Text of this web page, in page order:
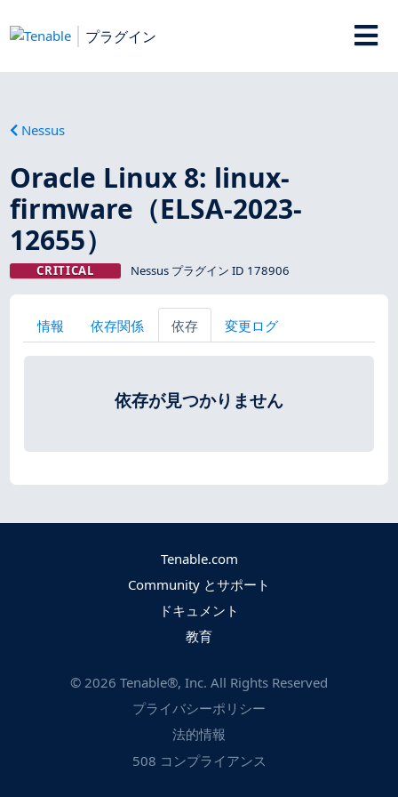
プラグイン
Nessus
Oracle Linux 8: linux-
firmware（ELSA-2023-
12655）
CRITICAL Nessus プラグイン ID 178906
情報 依存関係 依存 変更ログ
依存が見つかりません
Tenable.com
Community とサポート
ドキュメント
教育
© 2026 Tenable®, Inc. All Rights Reserved
プライバシーポリシー
法的情報
508 コンプライアンス